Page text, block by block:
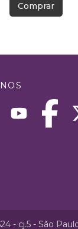
Comprar
- cj.5 - São